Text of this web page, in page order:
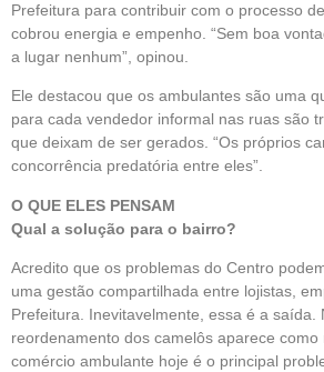
Prefeitura para contribuir com o processo
cobrou energia e empenho. “Sem boa
a lugar nenhum”, opinou.
Ele destacou que os ambulantes são uma
para cada vendedor informal nas ruas são
que deixam de ser gerados. “Os próprios
concorrência predatória entre eles”.
O QUE ELES PENSAM
Qual a solução para o bairro?
Acredito que os problemas do Centro
uma gestão compartilhada entre lojistas,
Prefeitura. Inevitavelmente, essa é a saída.
reordenamento dos camelôs aparece como
comércio ambulante hoje é o principal